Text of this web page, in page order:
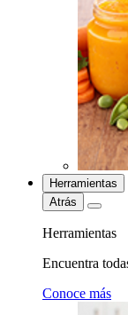
Herramientas
Atrás
Herramientas
Encuentra
Conoce más